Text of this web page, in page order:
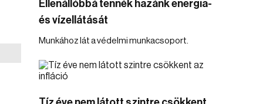
Ellenállóbbá tennék hazánk energia-
és vízellátását
Munkához lát a védelmi munkacsoport.